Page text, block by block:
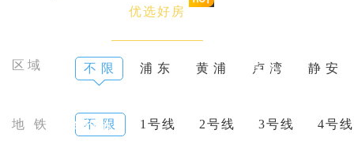
优选好房
共享办公
委托&投放
区域 不 限 浦 东 黄 浦 卢 湾 静 安
地 铁 不 限 1号线 2号线 3号线 4号线